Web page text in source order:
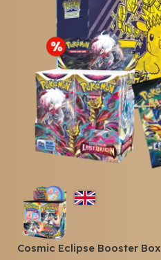
Cosmic Eclipse Booster Box